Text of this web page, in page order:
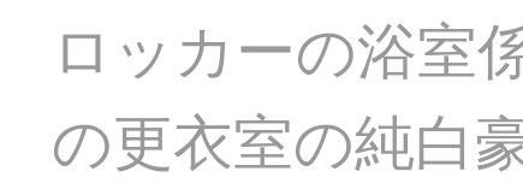
ロッカーの浴室
の更衣室の純白